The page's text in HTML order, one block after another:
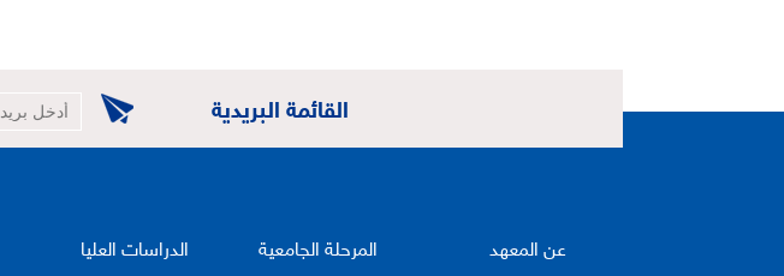
القائمة البريدية
عن المعهد المرحلة الجامعية الدراسات العليا